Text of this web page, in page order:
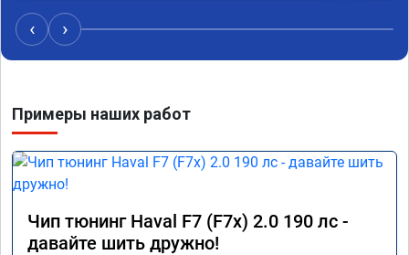
Успехов вам и вашей команде! Только газ!
‹ ›
Примеры наших работ
Чип тюнинг Haval F7 (F7x) 2.0 190 лс -
давайте шить дружно!